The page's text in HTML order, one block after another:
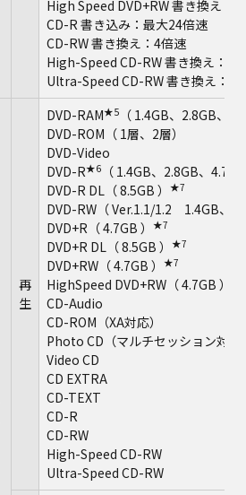
High Speed DVD+RW 書き換え：
CD-R 書き込み：最大24倍速
CD-RW 書き換え：4倍速
High-Speed CD-RW 書き換え：10
Ultra-Speed CD-RW 書き換え：最
再
生
DVD-RAM★5
（ 1.4GB、2.8GB、
DVD-ROM（ 1層、2層）
DVD-Video
DVD-R★6
（ 1.4GB、2.8GB、
DVD-R DL（ 8.5GB ）
★7
DVD-RW（ Ver.1.1/1.2 1.4GB、
DVD+R（ 4.7GB ）
★7
DVD+R DL（ 8.5GB ） ★7
DVD+RW（ 4.7GB ） ★7
HighSpeed DVD+RW（ 4.7GB ）
CD-Audio
CD-ROM（XA対応）
Photo CD（マルチセッション対応
Video CD
CD EXTRA
CD-TEXT
CD-R
CD-RW
High-Speed CD-RW
Ultra-Speed CD-RW